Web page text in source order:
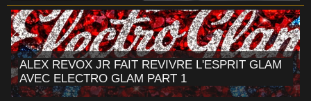
ALEX REVOX JR FAIT REVIVRE L'ESPRIT GLAM
AVEC ELECTRO GLAM PART 1